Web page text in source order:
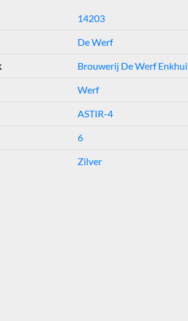
14203
De Werf
Brouwerij De Werf
Werf
ASTIR-4
6
Zilver